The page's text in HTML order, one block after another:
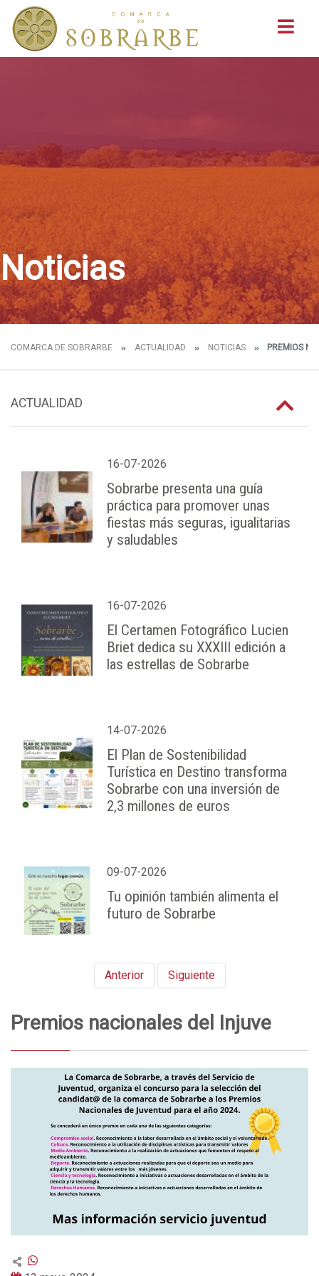
Noticias
COMARCA DE SOBRARBE ACTUALIDAD NOTICIAS PREMIOS
ACTUALIDAD
16-07-2026
Sobrarbe presenta una guía
práctica para promover unas
fiestas más seguras, igualitarias
y saludables
16-07-2026
El Certamen Fotográfico Lucien
Briet dedica su XXXIII edición a
las estrellas de Sobrarbe
14-07-2026
El Plan de Sostenibilidad
Turística en Destino transforma
Sobrarbe con una inversión de
2,3 millones de euros
09-07-2026
Tu opinión también alimenta el
futuro de Sobrarbe
Anterior Siguiente
Premios nacionales del Injuve